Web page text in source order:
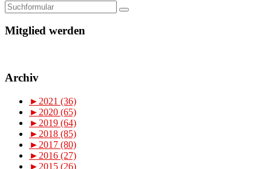
Mitglied werden
Archiv
► 2021 (36)
► 2020 (65)
► 2019 (64)
► 2018 (85)
► 2017 (80)
► 2016 (27)
► 2015 (26)